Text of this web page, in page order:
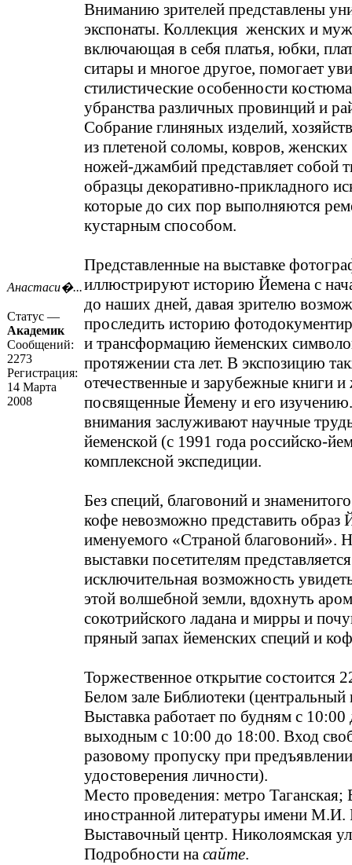
Анастаси�...
Статус —
Академик
Сообщений:
2273
Регистрация:
14 Марта
2008
Вниманию зрителей представлены
экспонаты. Коллекция женских и
включающая в себя платья, юбки,
ситары и многое другое, помогает
стилистические особенности
убранства различных провинций и
Собрание глиняных изделий,
из плетеной соломы, ковров,
ножей-джамбий представляет собой
образцы декоративно-прикладного
которые до сих пор выполняются
кустарным способом.
Представленные на выставке
иллюстрируют историю Йемена с
до наших дней, давая зрителю
проследить историю
и трансформацию йеменских
протяжении ста лет. В экспозицию
отечественные и зарубежные книги
посвященные Йемену и его
внимания заслуживают научные
йеменской (с 1991 года российско-
комплексной экспедиции.
Без специй, благовоний и
кофе невозможно представить образ
именуемого «Страной благовоний».
выставки посетителям представляется
исключительная возможность
этой волшебной земли, вдохнуть
сокотрийского ладана и мирры и
пряный запах йеменских специй и
Торжественное открытие состоится
Белом зале Библиотеки (центральный
Выставка работает по будням с
выходным с 10:00 до 18:00. Вход
разовому пропуску при
удостоверения личности).
Место проведения: метро Таганская;
иностранной литературы имени М.И.
Выставочный центр. Николоямская
Подробности на сайте.